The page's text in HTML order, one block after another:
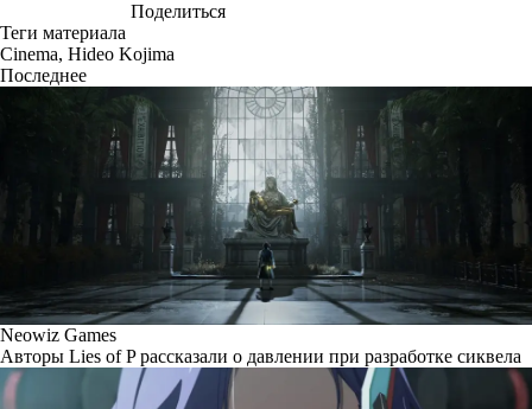
Поделиться
Теги материала
Cinema, Hideo Kojima
Последнее
Neowiz Games
Авторы Lies of P рассказали о давлении при разработке сиквела